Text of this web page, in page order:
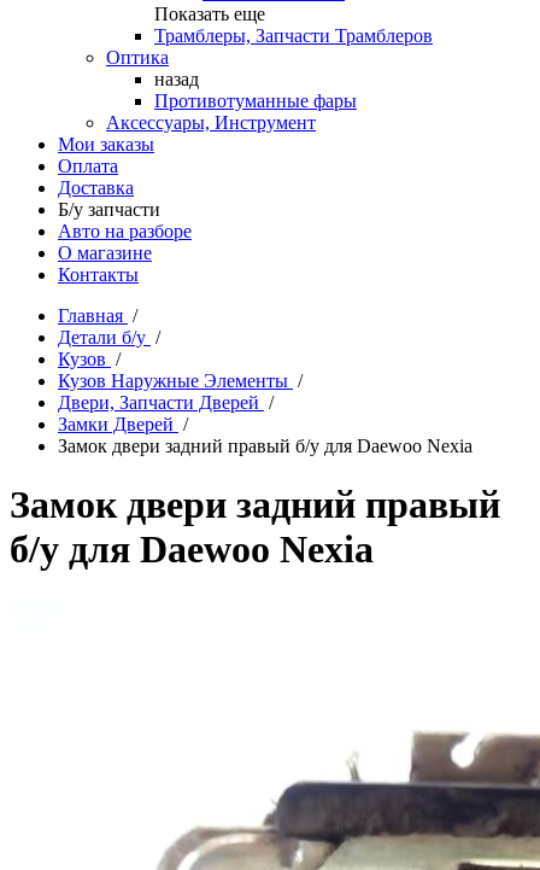
Показать еще
Трамблеры, Запчасти Трамблеров
Оптика
назад
Противотуманные фары
Аксессуары, Инструмент
Мои заказы
Оплата
Доставка
Б/у запчасти
Авто на разборе
О магазине
Контакты
Главная /
Детали б/у /
Кузов /
Кузов Наружные Элементы /
Двери, Запчасти Дверей /
Замки Дверей /
Замок двери задний правый б/у для Daewoo Nexia
Замок двери задний правый
б/у для Daewoo Nexia